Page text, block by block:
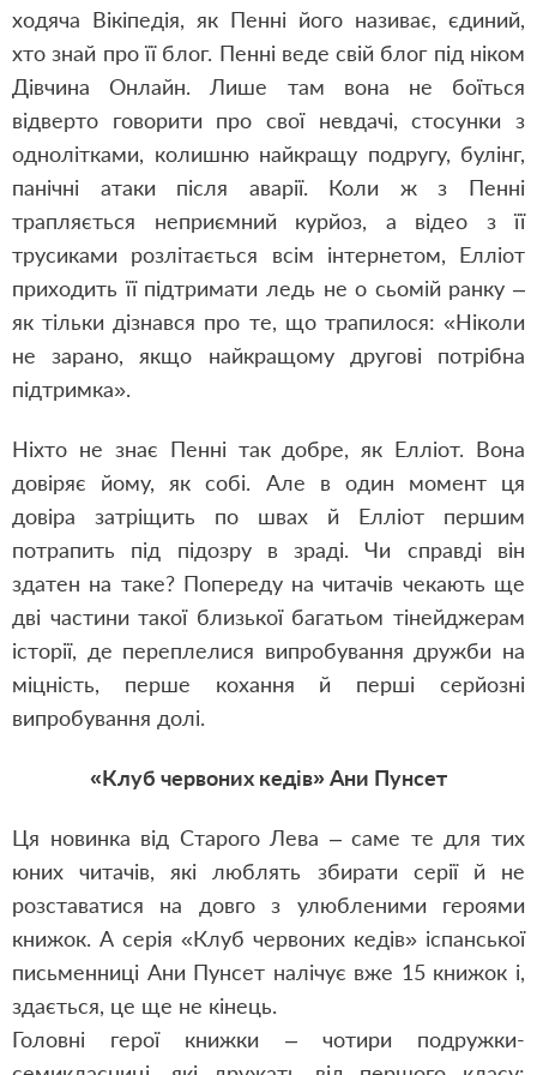
ходяча Вікіпедія, як Пенні його називає, єдиний,
хто знай про її блог. Пенні веде свій блог під ніком
Дівчина Онлайн. Лише там вона не боїться
відверто говорити про свої невдачі, стосунки з
однолітками, колишню найкращу подругу, булінг,
панічні атаки після аварії. Коли ж з Пенні
трапляється неприємний курйоз, а відео з її
трусиками розлітається всім інтернетом, Елліот
приходить її підтримати ледь не о сьомій ранку –
як тільки дізнався про те, що трапилося: «Ніколи
не зарано, якщо найкращому другові потрібна
підтримка».
Ніхто не знає Пенні так добре, як Елліот. Вона
довіряє йому, як собі. Але в один момент ця
довіра затріщить по швах й Елліот першим
потрапить під підозру в зраді. Чи справді він
здатен на таке? Попереду на читачів чекають ще
дві частини такої близької багатьом тінейджерам
історії, де переплелися випробування дружби на
міцність, перше кохання й перші серйозні
випробування долі.
«Клуб червоних кедів» Ани Пунсет
Ця новинка від Старого Лева – саме те для тих
юних читачів, які люблять збирати серії й не
розставатися на довго з улюбленими героями
книжок. А серія «Клуб червоних кедів» іспанської
письменниці Ани Пунсет налічує вже 15 книжок і,
здається, це ще не кінець.
Головні герої книжки – чотири подружки-